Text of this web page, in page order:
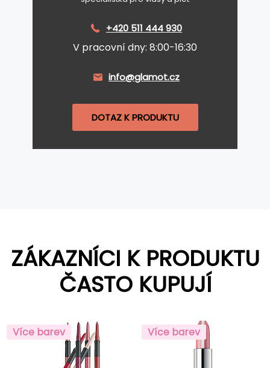
+420 511 444 930
V pracovní dny: 8:00-16:30
info@glamot.cz
DOTAZ K PRODUKTU
ZÁKAZNÍCI K PRODUKTU
ČASTO KUPUJÍ
Více barev Více barev